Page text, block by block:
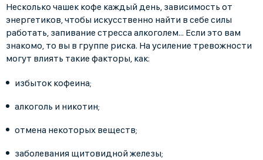
Несколько чашек кофе каждый день, зависимость от
энергетиков, чтобы искусственно найти в себе силы
работать, запивание стресса алкоголем… Если это вам
знакомо, то вы в группе риска. На усиление тревожности
могут влиять такие факторы, как:
избыток кофеина;
алкоголь и никотин;
отмена некоторых веществ;
заболевания щитовидной железы;